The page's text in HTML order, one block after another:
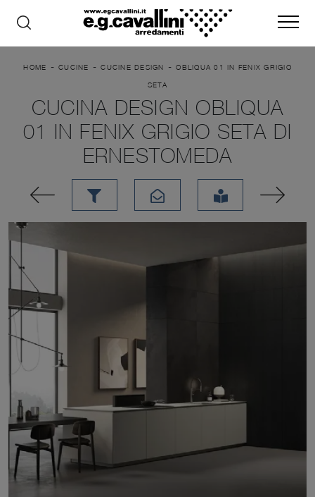
HOME - CUCINE -CUCINE DESIGN -OBLIQUA 01 IN FENIX GRIGIO
SETA
CUCINA DESIGN OBLIQUA
01 IN FENIX GRIGIO SETA DI
ERNESTOMEDA